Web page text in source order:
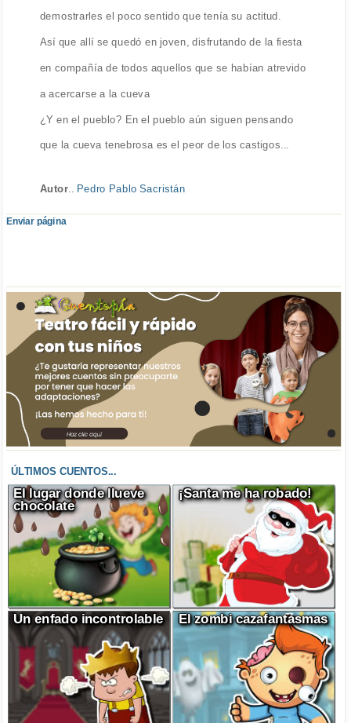
demostrarles el poco sentido que tenía su actitud.
Así que allí se quedó en joven, disfrutando de la fiesta
en compañía de todos aquellos que se habían atrevido
a acercarse a la cueva
¿Y en el pueblo? En el pueblo aún siguen pensando
que la cueva tenebrosa es el peor de los castigos...
Autor.. Pedro Pablo Sacristán
Enviar página
ÚLTIMOS CUENTOS...
El lugar donde llueve
chocolate
¡Santa me ha robado!
Un enfado incontrolable El zombi cazafantasmas